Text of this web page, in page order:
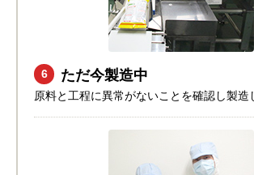
6 ただ今製造中
原料と工程に異常がないことを確認し製造